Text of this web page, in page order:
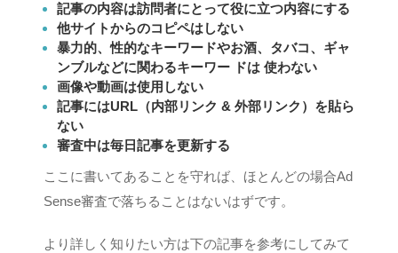
記事の内容は訪問者にとって役に立つ内容にする
他サイトからのコピペはしない
暴力的、性的なキーワードやお酒、タバコ、ギャ
ンブルなどに関わるキーワー ドは 使わない
画像や動画は使用しない
記事にはURL（内部リンク & 外部リンク）を貼ら
ない
審査中は毎日記事を更新する
ここに書いてあることを守れば、ほとんどの場合Ad
Sense審査で落ちることはないはずです。
より詳しく知りたい方は下の記事を参考にしてみて